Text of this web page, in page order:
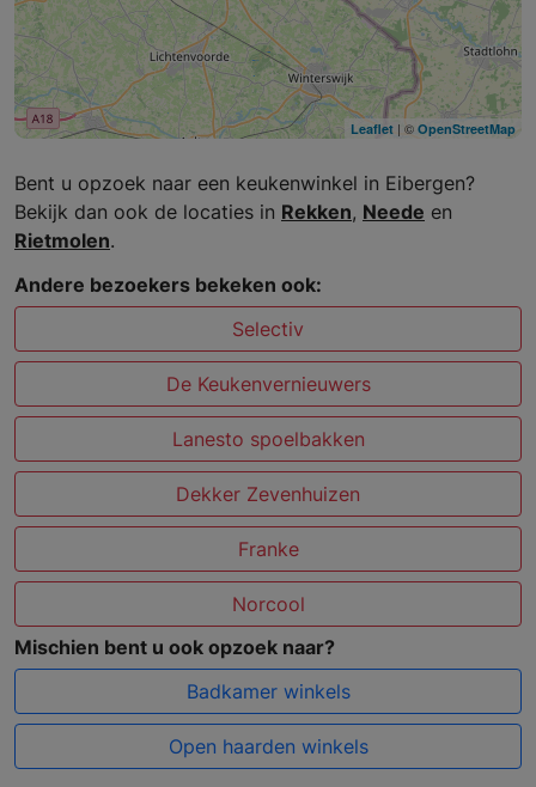
Leaflet | © OpenStreetMap
Bent u opzoek naar een keukenwinkel in Eibergen?
Bekijk dan ook de locaties in Rekken, Neede en
Rietmolen.
Andere bezoekers bekeken ook:
Selectiv
De Keukenvernieuwers
Lanesto spoelbakken
Dekker Zevenhuizen
Franke
Norcool
Mischien bent u ook opzoek naar?
Badkamer winkels
Open haarden winkels